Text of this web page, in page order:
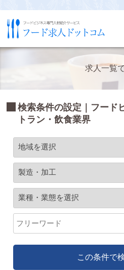
求人一覧
検索条件の設定｜フード
トラン・飲食業界
この条件で